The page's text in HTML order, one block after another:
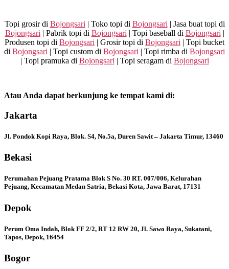
Topi grosir di Bojongsari | Toko topi di Bojongsari | Jasa buat topi di
Bojongsari | Pabrik topi di Bojongsari | Topi baseball di Bojongsari |
Produsen topi di Bojongsari | Grosir topi di Bojongsari | Topi bucket
di Bojongsari | Topi custom di Bojongsari | Topi rimba di Bojongsari
| Topi pramuka di Bojongsari | Topi seragam di Bojongsari
Atau Anda dapat berkunjung ke tempat kami di:
Jakarta
Jl. Pondok Kopi Raya, Blok. S4, No.5a, Duren Sawit – Jakarta Timur, 13460
Bekasi
Perumahan Pejuang Pratama Blok S No. 30 RT. 007/006, Kelurahan
Pejuang, Kecamatan Medan Satria, Bekasi Kota, Jawa Barat, 17131
Depok
Perum Oma Indah, Blok FF 2/2, RT 12 RW 20, Jl. Sawo Raya, Sukatani,
Tapos, Depok, 16454
Bogor